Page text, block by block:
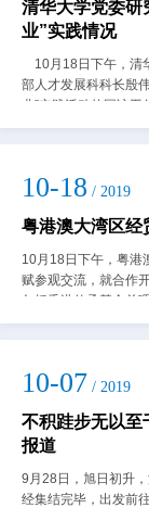
清华大学党委研
业”实践情况
10月18日下午，清
部人才发展科科长殷
业”实践活动的回访
合作。&n...
10-18 / 2019
粤港澳大湾区经
10月18日下午，粤港
赋参观交流，就合作
包括香港传承基金总
理层等成员。任泳谊
10-07 / 2019
不积跬步无以至
报道
9月28日，旭日初升
经集结完毕，出发前